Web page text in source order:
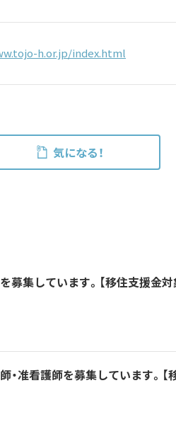
h.or.jp/index.html
気になる！
集しています。【移住支援金対
准看護師を募集しています。【